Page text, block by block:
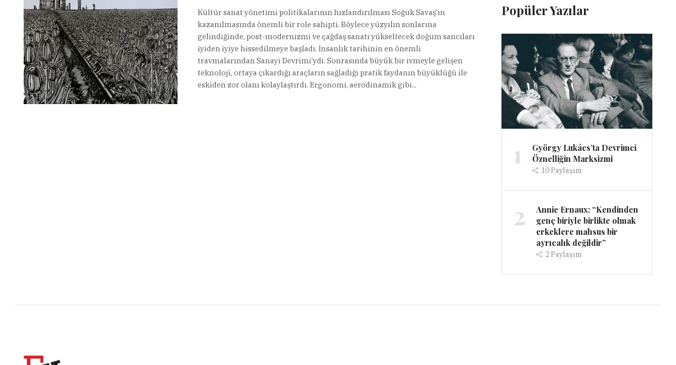
Kültür sanat yönetimi politikalarının hızlandırılması Soğuk Savaş’ın
kazanılmasında önemli bir role sahipti. Böylece yüzyılın sonlarına
gelindiğinde, post-modernizmi ve çağdaş sanatı yükseltecek doğum sancıları
iyiden iyiye hissedilmeye başladı. İnsanlık tarihinin en önemli
travmalarından Sanayi Devrimi’ydi. Sonrasında büyük bir ivmeyle gelişen
teknoloji, ortaya çıkardığı araçların sağladığı pratik faydanın büyüklüğü ile
eskiden zor olanı kolaylaştırdı. Ergonomi, aerodinamik gibi...
Popüler Yazılar
1
György Lukács’ta Devrimci
Öznelliğin Marksizmi
10Paylaşım
2
Annie Ernaux: “Kendinden
genç biriyle birlikte olmak
erkeklere mahsus bir
ayrıcalık değildir”
2Paylaşım